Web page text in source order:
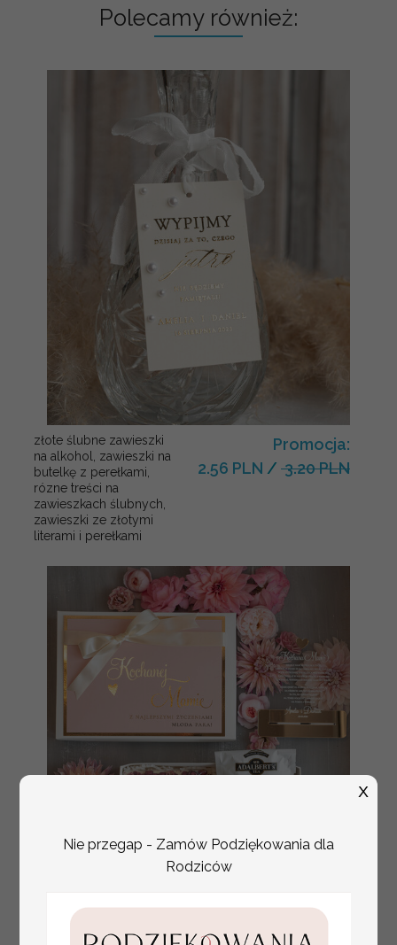
Polecamy również:
złote ślubne zawieszki
na alkohol, zawieszki na
butelkę z perełkami,
rózne treści na
zawieszkach ślubnych,
zawieszki ze złotymi
literami i perełkami
Promocja:
2.56 PLN / 3.20 PLN
Nie przegap - Zamów Podziękowania dla
Rodziców
X